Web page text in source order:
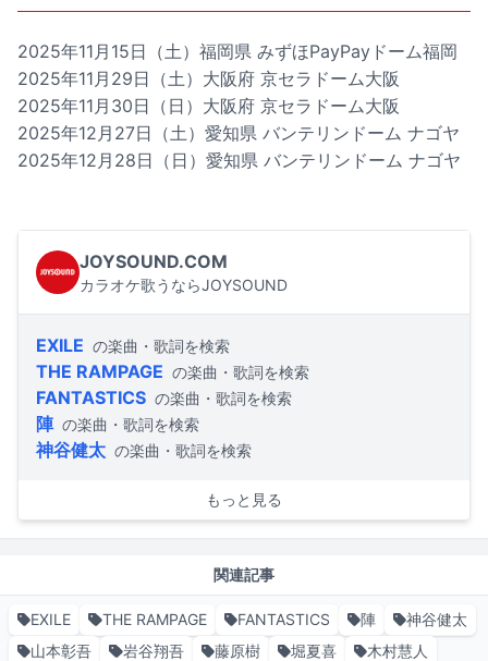
2025年11月15日（土）福岡県 みずほPayPayドーム福岡
2025年11月29日（土）大阪府 京セラドーム大阪
2025年11月30日（日）大阪府 京セラドーム大阪
2025年12月27日（土）愛知県 バンテリンドーム ナゴヤ
2025年12月28日（日）愛知県 バンテリンドーム ナゴヤ
JOYSOUND.COM
カラオケ歌うならJOYSOUND
EXILE の楽曲・歌詞を検索
THE RAMPAGE の楽曲・歌詞を検索
FANTASTICS の楽曲・歌詞を検索
陣 の楽曲・歌詞を検索
神谷健太 の楽曲・歌詞を検索
もっと見る
関連記事
EXILE THE RAMPAGE FANTASTICS 陣
神谷健太
山本彰吾
岩谷翔吾 藤原樹 堀夏喜 木村慧人